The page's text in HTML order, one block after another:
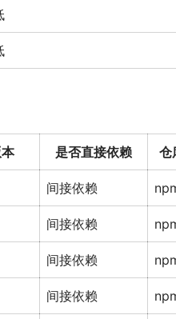
是否直接依赖 仓
间接依赖
间接依赖
间接依赖
间接依赖